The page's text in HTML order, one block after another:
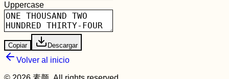
Uppercase
Copiar Descargar
Volver al inicio